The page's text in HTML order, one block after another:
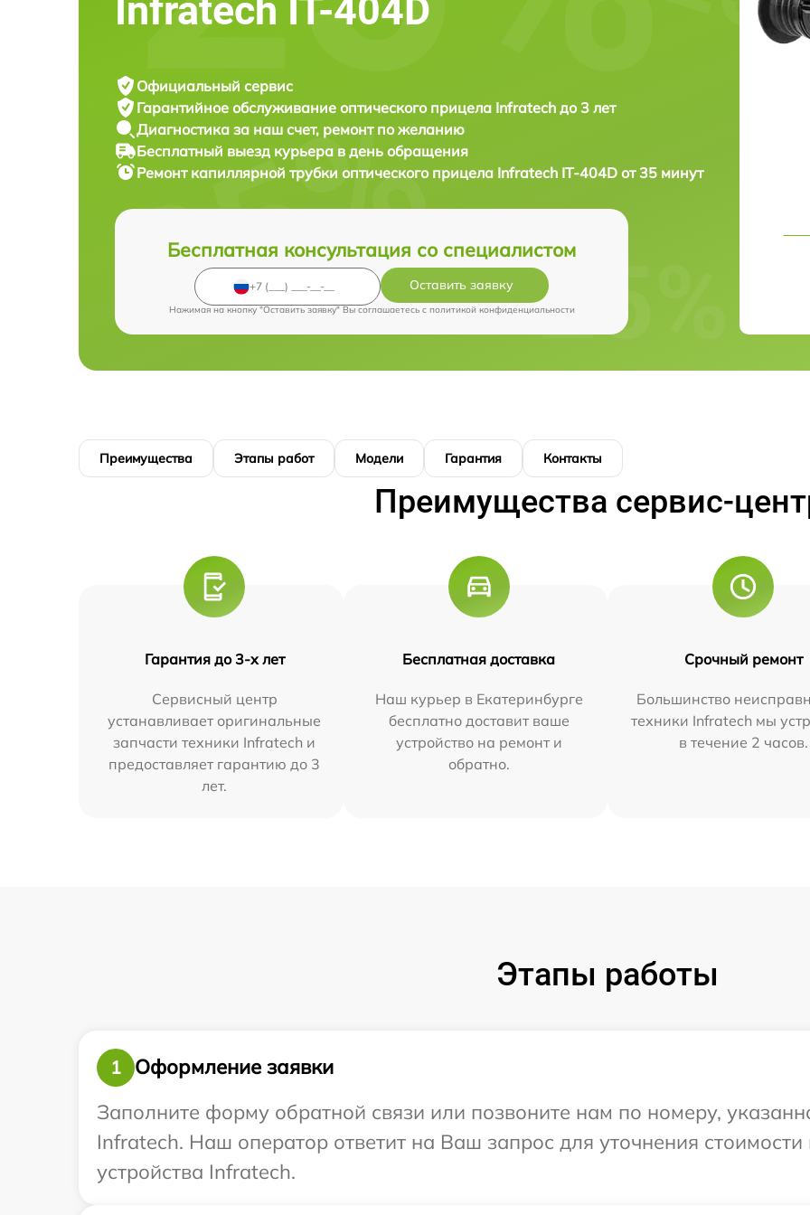
Infratech IT-404D
Официальный сервис
Гарантийное обслуживание оптического прицела Infratech до 3 лет
Диагностика за наш счет, ремонт по желанию
Бесплатный выезд курьера в день обращения
Ремонт капиллярной трубки оптического прицела Infratech IT-404D от 35 минут
Бесплатная консультация со специалистом
Оставить заявку
Нажимая на кнопку "Оставить заявку" Вы соглашаетесь c политикой конфиденциальности
Преимущества Этапы работ Модели Гарантия Контакты
Преимущества сервис-
Гарантия до 3-х лет
Сервисный центр
устанавливает оригинальные
запчасти техники Infratech и
предоставляет гарантию до 3
лет.
Бесплатная доставка
Наш курьер в Екатеринбурге
бесплатно доставит ваше
устройство на ремонт и
обратно.
Срочный ремонт
Большинство
техники Infratech мы
в течение 2 часов.
Этапы работы
1
Оформление заявки
Заполните форму обратной связи или позвоните нам по номеру,
Infratech. Наш оператор ответит на Ваш запрос для уточнения
устройства Infratech.